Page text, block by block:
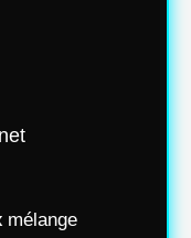
mélange